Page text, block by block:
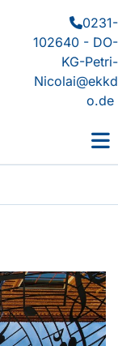
0231-
102640 - DO-
KG-Petri-
Nicolai@ekkd
o.de